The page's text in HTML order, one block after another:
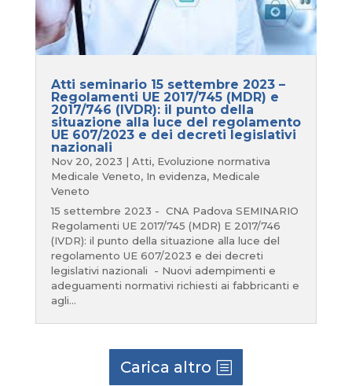
Atti seminario 15 settembre 2023 –
Regolamenti UE 2017/745 (MDR) e
2017/746 (IVDR): il punto della
situazione alla luce del regolamento
UE 607/2023 e dei decreti legislativi
nazionali
Nov 20, 2023 | Atti, Evoluzione normativa
Medicale Veneto, In evidenza, Medicale
Veneto
15 settembre 2023 - CNA Padova SEMINARIO
Regolamenti UE 2017/745 (MDR) E 2017/746
(IVDR): il punto della situazione alla luce del
regolamento UE 607/2023 e dei decreti
legislativi nazionali - Nuovi adempimenti e
adeguamenti normativi richiesti ai fabbricanti e
agli...
Carica altro